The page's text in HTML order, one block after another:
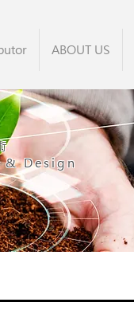
ABOUT US
& Design